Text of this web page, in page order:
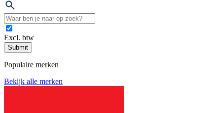
Excl. btw
Submit
Populaire merken
Bekijk alle merken